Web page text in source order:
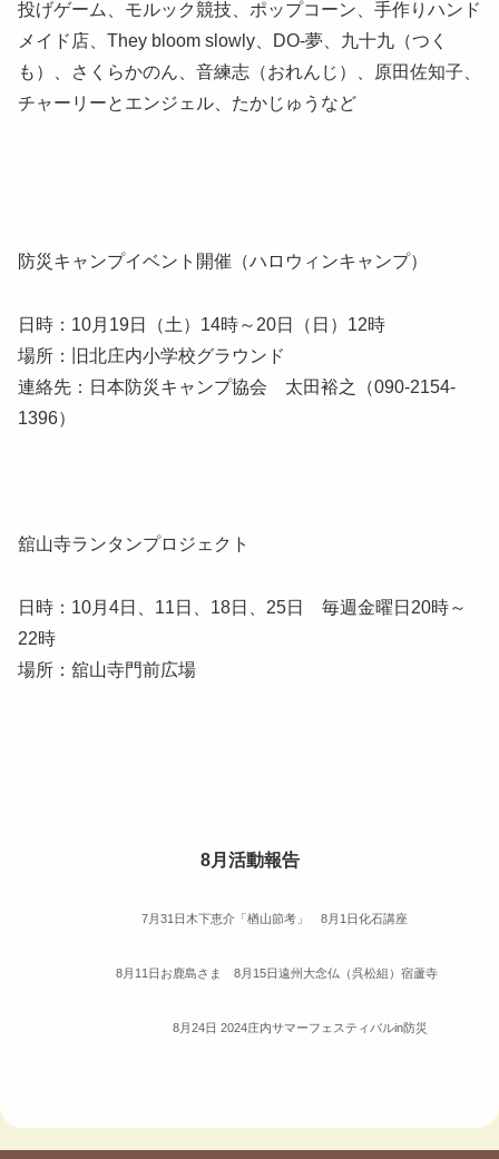
投げゲーム、モルック競技、ポップコーン、手作りハンド
メイド店、They bloom slowly、DO-夢、九十九（つく
も）、さくらかのん、音練志（おれんじ）、原田佐知子、
チャーリーとエンジェル、たかじゅうなど
防災キャンプイベント開催（ハロウィンキャンプ）
日時：10月19日（土）14時～20日（日）12時
場所：旧北庄内小学校グラウンド
連絡先：日本防災キャンプ協会 太田裕之（090-2154-
1396）
舘山寺ランタンプロジェクト
日時：10月4日、11日、18日、25日 毎週金曜日20時～
22時
場所：舘山寺門前広場
8月活動報告
7月31日木下恵介「楢山節考」 8月1日化石講座
8月11日お鹿島さま 8月15日遠州大念仏（呉松組）宿蘆寺
8月24日 2024庄内サマーフェスティバルin防災